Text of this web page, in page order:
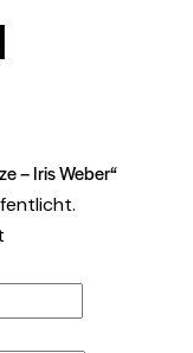
– Iris Weber“